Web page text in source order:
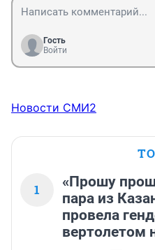
Гость
Войти
Новости СМИ2
1
«Прошу
пара из
провела
вертолетом